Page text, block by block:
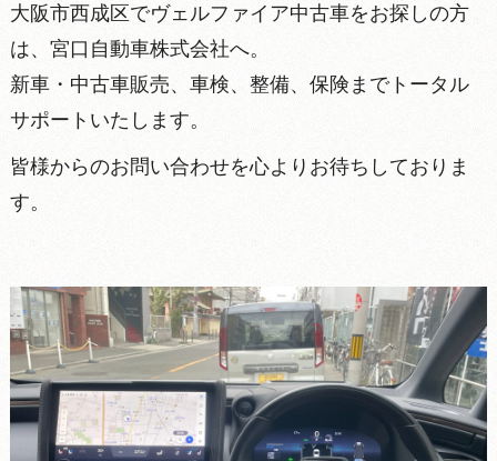
大阪市西成区でヴェルファイア中古車をお探しの方
は、宮口自動車株式会社へ。
新車・中古車販売、車検、整備、保険までトータル
サポートいたします。
皆様からのお問い合わせを心よりお待ちしておりま
す。